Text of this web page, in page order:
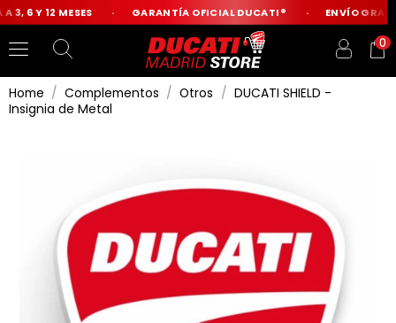
3, 6 Y 12 MESES GARANTÍA OFICIAL DUCATI® ENVÍO
0
Home Complementos Otros
DUCATI SHIELD -
Insignia de Metal